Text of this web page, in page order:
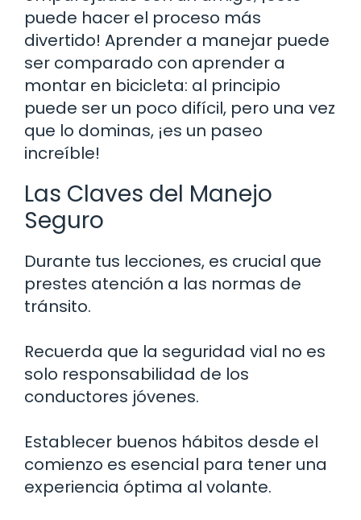
puede hacer el proceso más
divertido! Aprender a manejar puede
ser comparado con aprender a
montar en bicicleta: al principio
puede ser un poco difícil, pero una vez
que lo dominas, ¡es un paseo
increíble!
Las Claves del Manejo
Seguro
Durante tus lecciones, es crucial que
prestes atención a las normas de
tránsito.
Recuerda que la seguridad vial no es
solo responsabilidad de los
conductores jóvenes.
Establecer buenos hábitos desde el
comienzo es esencial para tener una
experiencia óptima al volante.